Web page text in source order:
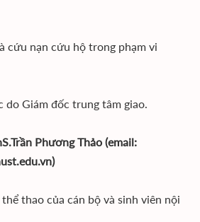
cứu nạn cứu hộ trong phạm vi
do Giám đốc trung tâm giao.
Phương Thảo (email:
thao của cán bộ và sinh viên nội